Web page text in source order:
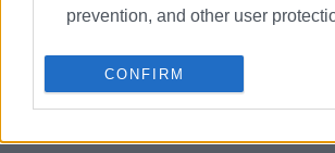
prevention, and other user
CONFIRM